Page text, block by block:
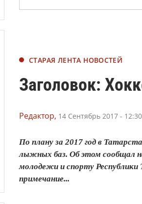
СТАРАЯ ЛЕНТА НОВОСТЕЙ
Заголовок:
Редактор, 14 Сентябрь 2017 - 12:30
По плану за 2017 год в
лыжных баз. Об этом сообщал
молодежи и спорту Республики
примечание...